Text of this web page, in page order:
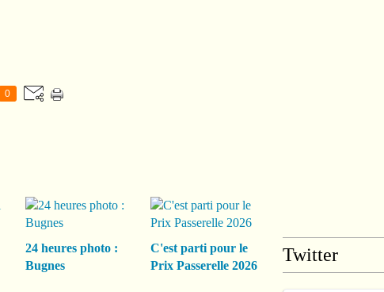
0
24 heures photo :
Bugnes
C'est parti pour le
Prix Passerelle 2026
Twitter